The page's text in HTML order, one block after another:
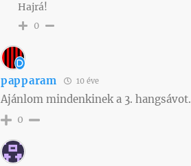
Hajrá!
0
papparam 10 éve
Ajánlom mindenkinek a 3. hangsávot.
0